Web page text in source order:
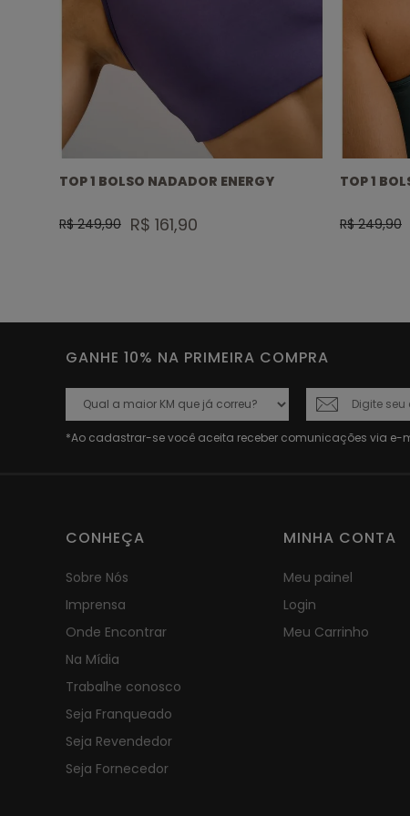
TOP 1 BOLSO NADADOR ENERGY
R$ 249,90 R$ 161,90
TOP 1
R$ 249,90
GANHE 10% NA PRIMEIRA COMPRA
CONHEÇA
Sobre Nós
Imprensa
Onde Encontrar
Na Mídia
Trabalhe conosco
Seja Franqueado
Seja Revendedor
Seja Fornecedor
MINHA CONTA
Meu painel
Login
Meu Carrinho